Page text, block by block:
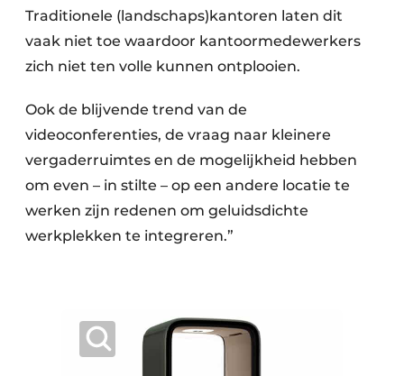
Traditionele (landschaps)kantoren laten dit
vaak niet toe waardoor kantoormedewerkers
zich niet ten volle kunnen ontplooien.
Ook de blijvende trend van de
videoconferenties, de vraag naar kleinere
vergaderruimtes en de mogelijkheid hebben
om even – in stilte – op een andere locatie te
werken zijn redenen om geluidsdichte
werkplekken te integreren.”